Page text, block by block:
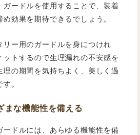
ガードルを使用することで、装着
効果を期待できるでしょう。
リー用のガードルを身につけれ
ットするので生理漏れの不安感を
理の期間を気持ちよく、美しく過
。
まな機能性を備える
ードルには、あらゆる機能性を備